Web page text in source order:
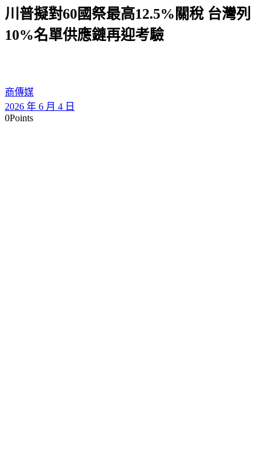
川普擬對60國祭最高12.5%關稅 台灣列
10%名單供應鏈再迎考驗
商傳媒
2026 年 6 月 4 日
0Points